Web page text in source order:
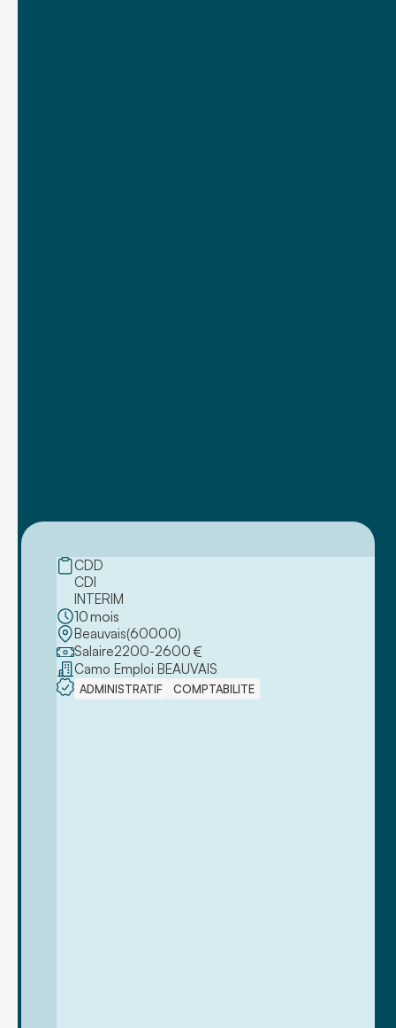
CDD
CDI
INTERIM
10mois
Beauvais(60000)
Salaire2200-2600 €
Camo Emploi BEAUVAIS
ADMINISTRATIF COMPTABILITE